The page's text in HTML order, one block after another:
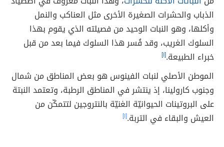
الذباب والحشرات الصغيرة الأخرى مثل العناكب والنمل
وأكلها، وهو النبات الوحيد من فصيلته الذي يقوم بهذا
السلوك الغريب، وقد فُسر هذا السلوك فيما بعد من قبل
خبراء الطبيعة.[١]
الموطن الأصلي لنبات الفينوس هو بعض المناطق من شمال
وجنوب كارولينا، إذ ينتشر في المناطق الرطبة، وتعتمد النبتة
على البروتينات الحيوانيّة الغنيّة بالنتروجين لتتمكّن من
العيش والبقاء في التربة.[١]